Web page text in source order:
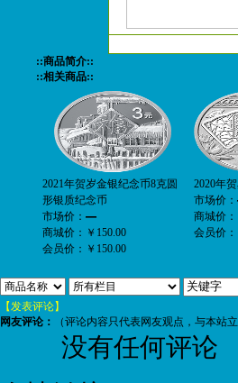
::商品简介::
::相关商品::
2021年贺岁金银纪念币8克圆
形银质纪念币
市场价： —
商城价： ￥150.00
会员价： ￥150.00
2020年
市场价：
商城价：
会员价：
【发表评论】
网友评论：
（评论内容只代表网友观点，与本站立
没有任何评论